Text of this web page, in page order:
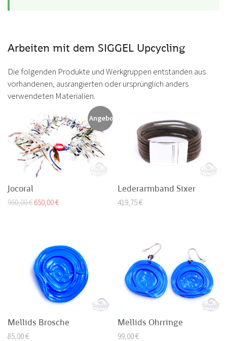
Arbeiten mit dem SIGGEL Upcycling
Die folgenden Produkte und Werkgruppen entstanden aus
vorhandenen, ausrangierten oder ursprünglich anders
verwendeten Materialien.
Angebot!
Jocoral
950,00€ Ursprünglicher
650,00€Aktueller
Lederarmband Sixer
419,75€
Mellids Brosche
85,00€
Mellids Ohrringe
99,00€